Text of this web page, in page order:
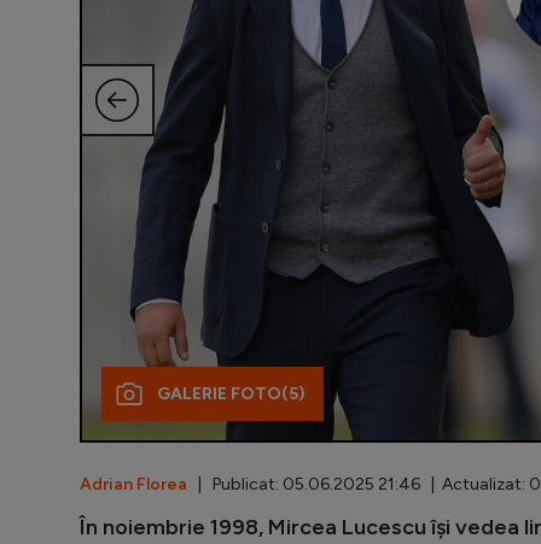
GALERIE FOTO(5)
Adrian Florea | Publicat: 05.06.2025 21:46 | Actualizat:
În noiembrie 1998, Mircea Lucescu își vedea